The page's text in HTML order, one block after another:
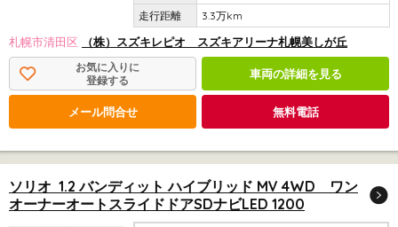
3.3万km
札幌市清田区 （株）スズキレピオ スズキアリーナ札幌美しが丘
お気に入りに
登録する
車両の詳細を見る
メール問合せ 無料電話
ソリオ 1.2 バンディット ハイブリッド MV 4WD ワン
オーナーオートスライドドアSDナビLED 1200